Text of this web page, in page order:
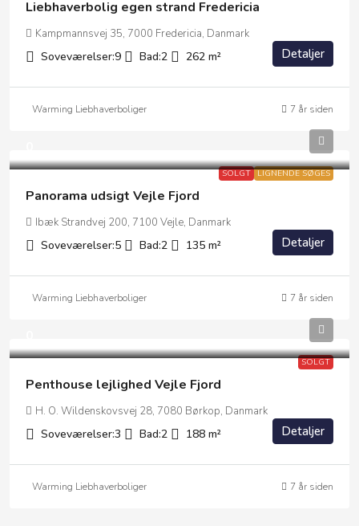
Liebhaverbolig egen strand Fredericia
Kampmannsvej 35, 7000 Fredericia, Danmark
Soveværelser:9 Bad:2 262 m² Detaljer
Warming Liebhaverboliger 7 år siden
SOLGT LIGNENDE SØGES
Panorama udsigt Vejle Fjord
Ibæk Strandvej 200, 7100 Vejle, Danmark
Soveværelser:5 Bad:2 135 m² Detaljer
Warming Liebhaverboliger 7 år siden
SOLGT
Penthouse lejlighed Vejle Fjord
H. O. Wildenskovsvej 28, 7080 Børkop, Danmark
Soveværelser:3 Bad:2 188 m² Detaljer
Warming Liebhaverboliger 7 år siden